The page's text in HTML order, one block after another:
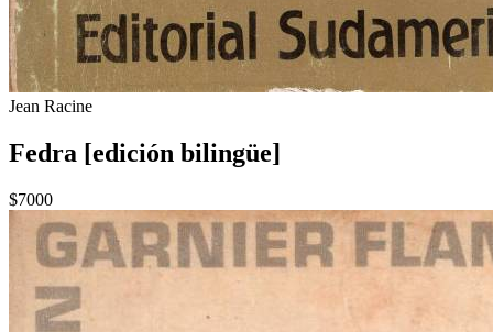
Jean Racine
Fedra [edición bilingüe]
$7000